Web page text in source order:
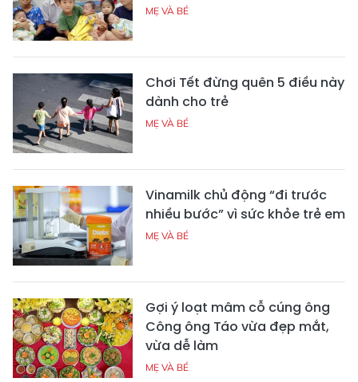
MẸ VÀ BÉ
Chơi Tết đừng quên 5 điều này
dành cho trẻ
MẸ VÀ BÉ
Vinamilk chủ động “đi trước
nhiều bước” vì sức khỏe trẻ em
MẸ VÀ BÉ
Gợi ý loạt mâm cỗ cúng ông
Công ông Táo vừa đẹp mắt,
vừa dễ làm
MẸ VÀ BÉ